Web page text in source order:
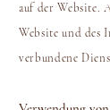
auf der Website.
Website und des
verbundene